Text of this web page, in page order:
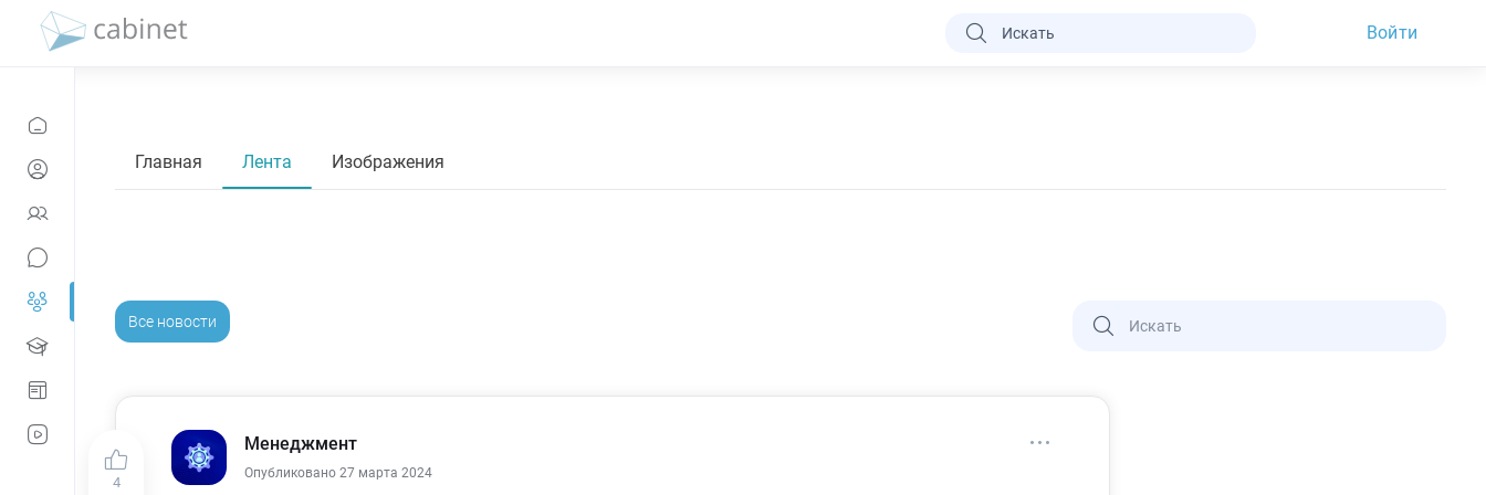
Войти
Главная Лента Изображения
Все новости
4
Менеджмент
Опубликовано 27 марта 2024